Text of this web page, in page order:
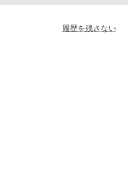
履歴を残さない